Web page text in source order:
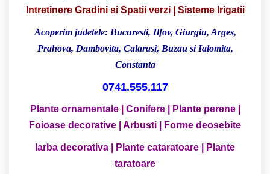
Intretinere Gradini si Spatii verzi | Sisteme Irigatii
Acoperim judetele: Bucuresti, Ilfov, Giurgiu, Arges,
Prahova, Dambovita, Calarasi, Buzau si Ialomita,
Constanta
0741.555.117
Plante ornamentale | Conifere | Plante perene |
Foioase decorative | Arbusti | Forme deosebite
Iarba decorativa | Plante cataratoare | Plante
taratoare